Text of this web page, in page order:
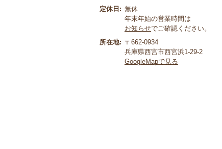
定休日: 無休
年末年始の営業時間は
お知らせでご確認ください。
所在地: 〒662-0934
兵庫県西宮市西宮浜1-29-2
GoogleMapで見る